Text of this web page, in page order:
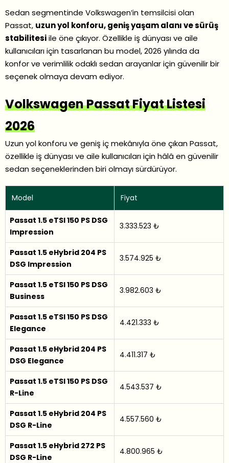
Sedan segmentinde Volkswagen’in temsilcisi olan
Passat, uzun yol konforu, geniş yaşam alanı ve sürüş
stabilitesiile öne çıkıyor. Özellikle iş dünyası ve aile
kullanıcıları için tasarlanan bu model, 2026 yılında da
konfor ve verimlilik odaklı sedan arayanlar için güvenilir bir
seçenek olmaya devam ediyor.
Volkswagen Passat Fiyat Listesi
2026
Uzun yol konforu ve geniş iç mekânıyla öne çıkan Passat,
özellikle iş dünyası ve aile kullanıcıları için hâlâ en güvenilir
sedan seçeneklerinden biri olmayı sürdürüyor.
Model Fiyat
Passat 1.5 eTSI 150 PS DSG
Impression
3.333.523 ₺
Passat 1.5 eHybrid 204 PS
DSG Impression
3.574.925 ₺
Passat 1.5 eTSI 150 PS DSG
Business
3.982.603 ₺
Passat 1.5 eTSI 150 PS DSG
Elegance
4.421.333 ₺
Passat 1.5 eHybrid 204 PS
DSG Elegance
4.411.317 ₺
Passat 1.5 eTSI 150 PS DSG
R-Line
4.543.537 ₺
Passat 1.5 eHybrid 204 PS
DSG R-Line
4.557.560 ₺
Passat 1.5 eHybrid 272 PS
DSG R-Line
4.800.965 ₺